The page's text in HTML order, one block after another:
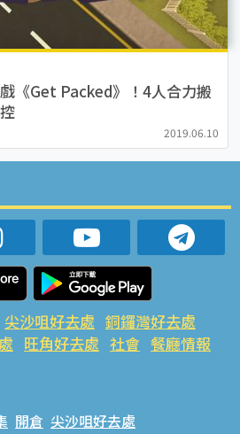
《Get Packed》！4人合力搬
2019.06.10
尖沙咀好去處 銅鑼灣好去處
旺角好去處 社會 餐廳情報
開倉 尖沙咀好去處